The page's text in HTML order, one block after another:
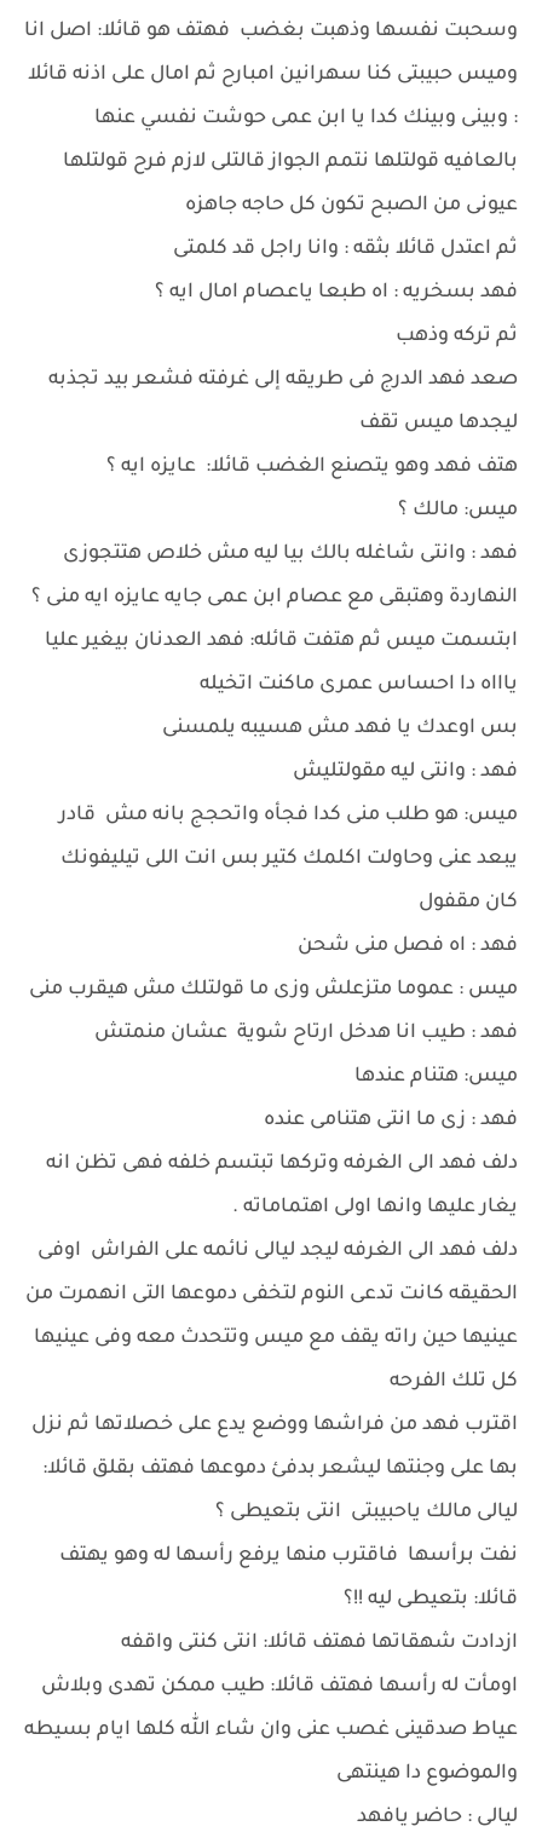
وسحبت نفسها وذهبت بغضب فهتف هو قائلا: اصل انا
وميس حبيبتى كنا سهرانين امبارح ثم امال على اذنه قائلا
: وبينى وبينك كدا يا ابن عمى حوشت نفسي عنها
بالعافيه قولتلها نتمم الجواز قالتلى لازم فرح قولتلها
عيونى من الصبح تكون كل حاجه جاهزه
ثم اعتدل قائلا بثقه : وانا راجل قد كلمتى
فهد بسخريه : اه طبعا ياعصام امال ايه ؟
ثم تركه وذهب
صعد فهد الدرج فى طريقه إلى غرفته فشعر بيد تجذبه
ليجدها ميس تقف
هتف فهد وهو يتصنع الغضب قائلا: عايزه ايه ؟
ميس: مالك ؟
فهد : وانتى شاغله بالك بيا ليه مش خلاص هتتجوزى
النهاردة وهتبقى مع عصام ابن عمى جايه عايزه ايه منى ؟
ابتسمت ميس ثم هتفت قائله: فهد العدنان بيغير عليا
ياااه دا احساس عمرى ماكنت اتخيله
بس اوعدك يا فهد مش هسيبه يلمسنى
فهد : وانتى ليه مقولتليش
ميس: هو طلب منى كدا فجأه واتحجج بانه مش قادر
يبعد عنى وحاولت اكلمك كتير بس انت اللى تيليفونك
كان مقفول
فهد : اه فصل منى شحن
ميس : عموما متزعلش وزى ما قولتلك مش هيقرب منى
فهد : طيب انا هدخل ارتاح شوية عشان منمتش
ميس: هتنام عندها
فهد : زى ما انتى هتنامى عنده
دلف فهد الى الغرفه وتركها تبتسم خلفه فهى تظن انه
يغار عليها وانها اولى اهتماماته .
دلف فهد الى الغرفه ليجد ليالى نائمه على الفراش اوفى
الحقيقه كانت تدعى النوم لتخفى دموعها التى انهمرت من
عينيها حين راته يقف مع ميس وتتحدث معه وفى عينيها
كل تلك الفرحه
اقترب فهد من فراشها ووضع يدع على خصلاتها ثم نزل
بها على وجنتها ليشعر بدفئ دموعها فهتف بقلق قائلا:
ليالى مالك ياحبيبتى انتى بتعيطى ؟
نفت برأسها فاقترب منها يرفع رأسها له وهو يهتف
قائلا: بتعيطى ليه !!؟
ازدادت شهقاتها فهتف قائلا: انتى كنتى واقفه
اومأت له رأسها فهتف قائلا: طيب ممكن تهدى وبلاش
عياط صدقينى غصب عنى وان شاء الله كلها ايام بسيطه
والموضوع دا هينتهى
ليالى : حاضر يافهد